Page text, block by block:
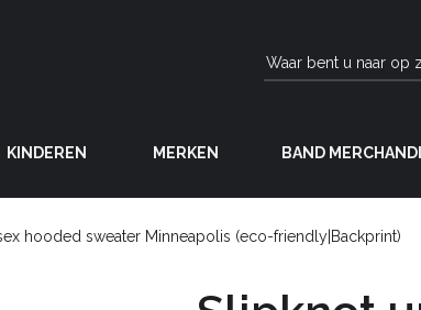
KINDEREN MERKEN BAND
hooded sweater Minneapolis (eco-friendly|Backprint)